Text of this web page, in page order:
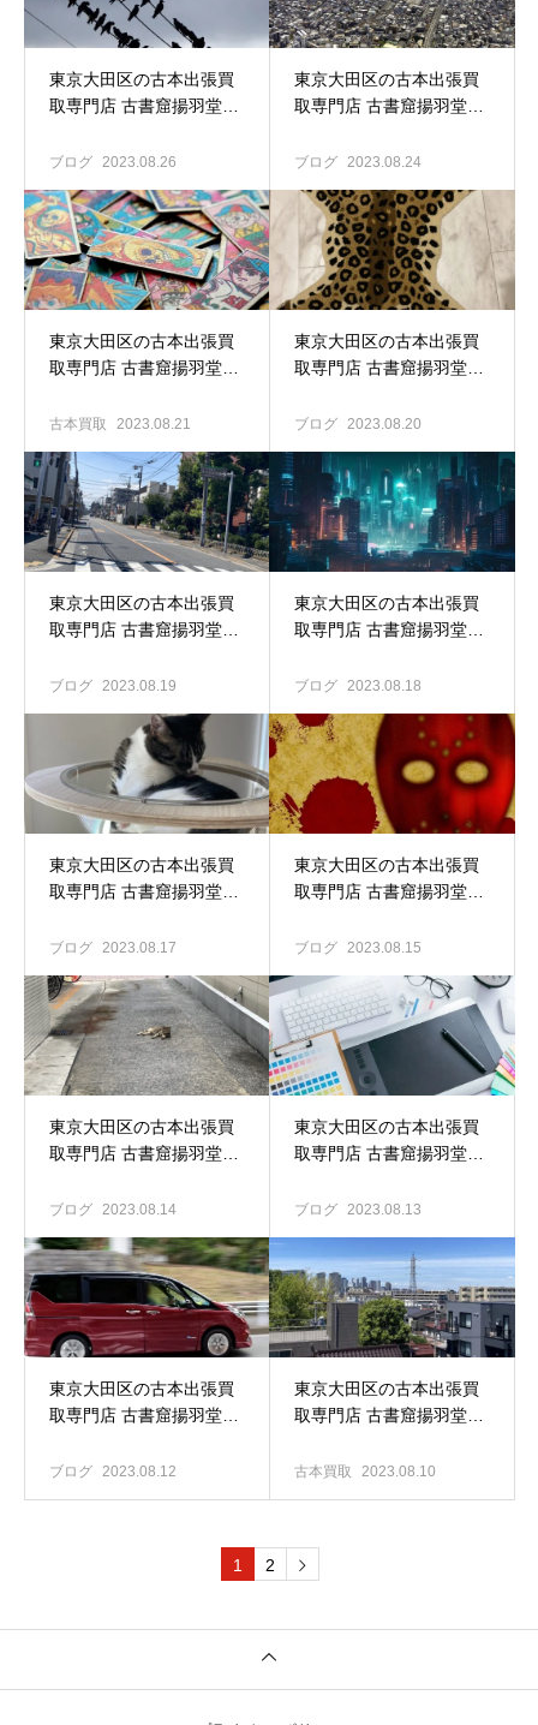
東京大田区の古本出張買
取専門店 古書窟揚羽堂｜
台本等々映画関連グッズ
ブログ 2023.08.26
東京大田区の古本出張買
取専門店 古書窟揚羽堂｜
ブログ 2023.08.24
東京大田区の古本出張買
取専門店 古書窟揚羽堂｜
取り大歓迎
古本買取 2023.08.21
東京大田区の古本出張買
取専門店 古書窟揚羽堂｜
連書籍の買い取り歓迎し
ブログ 2023.08.20
東京大田区の古本出張買
取専門店 古書窟揚羽堂｜
のお見積りに伺いまし
ブログ 2023.08.19
東京大田区の古本出張買
取専門店 古書窟揚羽堂｜
す！
ブログ 2023.08.18
東京大田区の古本出張買
取専門店 古書窟揚羽堂｜
中！
ブログ 2023.08.17
東京大田区の古本出張買
取専門店 古書窟揚羽堂｜
台本等々映画関連グッズ
す！！
ブログ 2023.08.15
東京大田区の古本出張買
取専門店 古書窟揚羽堂｜
ブログ 2023.08.14
東京大田区の古本出張買
取専門店 古書窟揚羽堂｜
連の書籍 買い取り強化
ブログ 2023.08.13
東京大田区の古本出張買
取専門店 古書窟揚羽堂｜
ブログ 2023.08.12
東京大田区の古本出張買
取専門店 古書窟揚羽堂｜
買取
古本買取 2023.08.10
1 2